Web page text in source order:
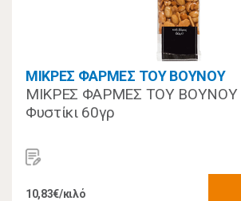
ΜΙΚΡΕΣ ΦΑΡΜΕΣ ΤΟΥ ΒΟΥΝΟΥ
ΜΙΚΡΕΣ ΦΑΡΜΕΣ ΤΟΥ ΒΟΥΝΟΥ
Φυστίκι 60γρ
10,83€/κιλό